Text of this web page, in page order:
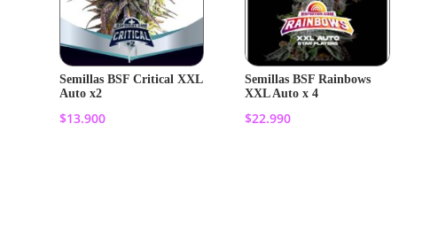
Semillas BSF Critical XXL
Auto x2
$13.900
Semillas BSF Rainbows
XXL Auto x 4
$22.990